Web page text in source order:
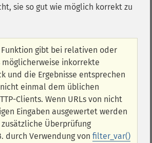
sie so gut wie möglich korrekt zu
Funktion gibt bei relativen oder
möglicherweise inkorrekte
und die Ergebnisse entsprechen
einmal dem üblichen
Clients. Wenn URLs von nicht
Eingaben ausgewertet werden
Überprüfung
durch Verwendung von filter_var()